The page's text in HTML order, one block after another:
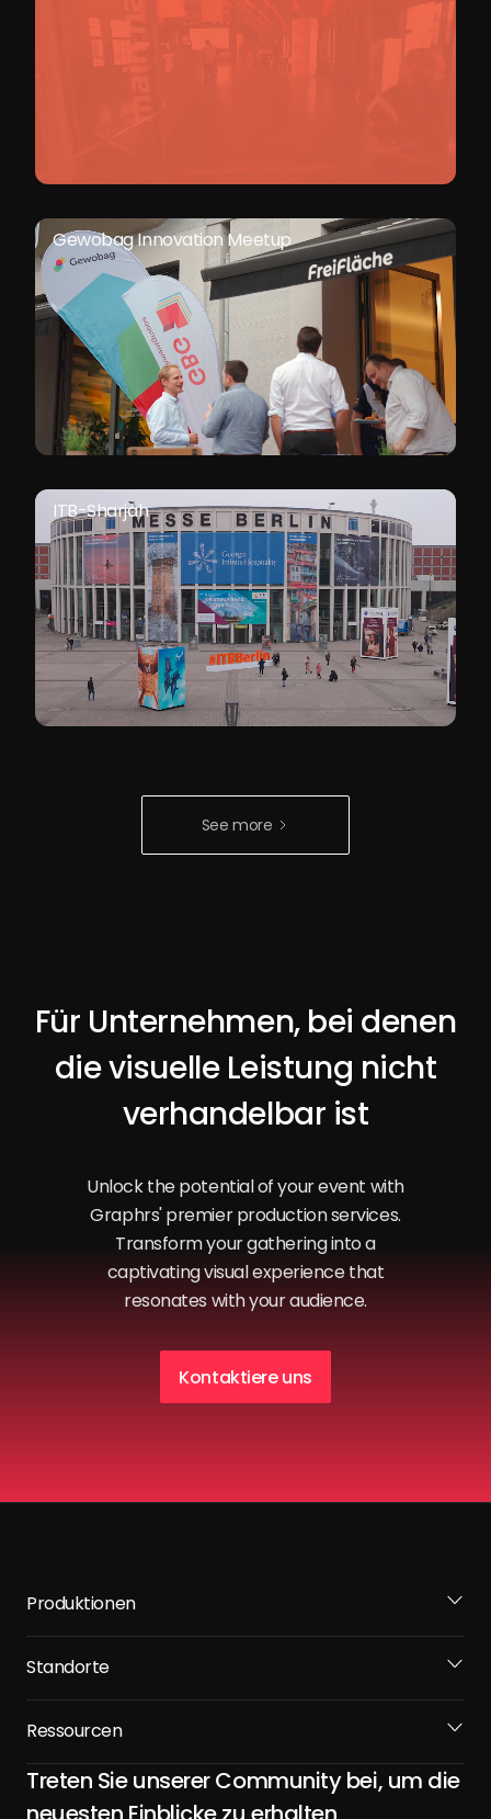
Gewobag Innovation Meetup
ITB-Sharjah
See more
Für Unternehmen, bei denen
die visuelle Leistung nicht
verhandelbar ist
Unlock the potential of your event with
Graphrs' premier production services.
Transform your gathering into a
captivating visual experience that
resonates with your audience.
Kontaktiere uns
Treten Sie unserer Community bei, um die
Produktionen
Standorte
Ressourcen